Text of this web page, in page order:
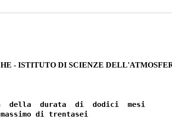
- ISTITUTO DI SCIENZE
della  durata  di  dodici  mesi
di trentasei